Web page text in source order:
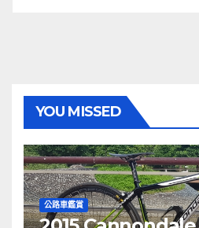
YOU MISSED
公路車鑑賞